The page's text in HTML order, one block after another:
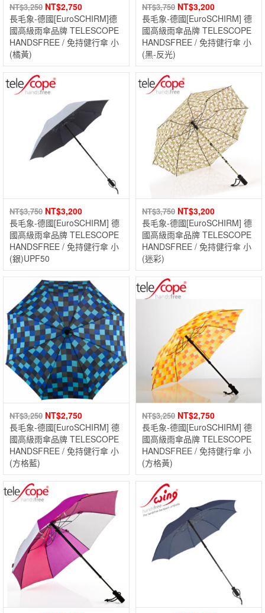
NT$3,250 NT$2,750
長毛象-德國[EuroSCHIRM]德
國高級雨傘品牌 TELESCOPE
HANDSFREE / 免持健行傘 小
(橘黃)
NT$3,750 NT$3,200
長毛象-德國[EuroSCHIRM] 德
國高級雨傘品牌 TELESCOPE
HANDSFREE / 免持健行傘 小
(黑-反光)
NT$3,750 NT$3,200
長毛象-德國[EuroSCHIRM] 德
國高級雨傘品牌 TELESCOPE
HANDSFREE / 免持健行傘 小
(銀)UPF50
NT$3,750 NT$3,200
長毛象-德國[EuroSCHIRM] 德
國高級雨傘品牌 TELESCOPE
HANDSFREE / 免持健行傘 小
(迷彩)
NT$3,250 NT$2,750
長毛象-德國[EuroSCHIRM] 德
國高級雨傘品牌 TELESCOPE
HANDSFREE / 免持健行傘 小
(方格藍)
NT$3,250 NT$2,750
長毛象-德國[EuroSCHIRM] 德
國高級雨傘品牌 TELESCOPE
HANDSFREE / 免持健行傘 小
(方格黃)